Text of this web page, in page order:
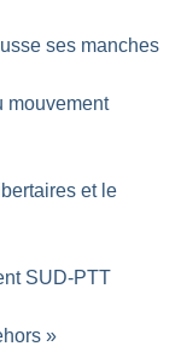
ses manches
mouvement
et le
SUD-PTT
»